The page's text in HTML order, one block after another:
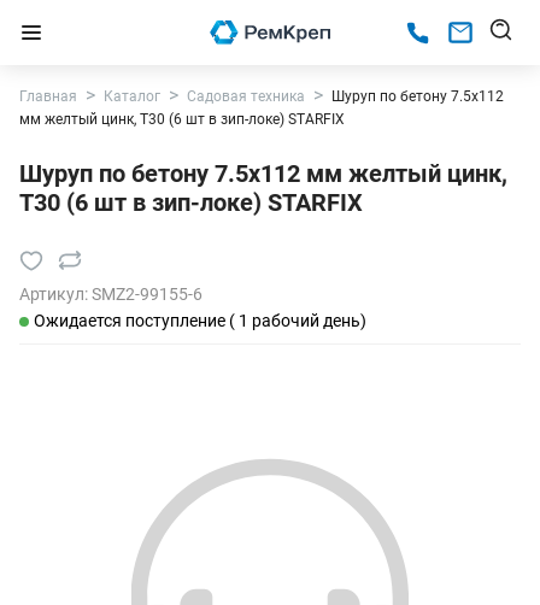
Главная Каталог Садовая техника
Шуруп по бетону 7.5х112
мм желтый цинк, T30 (6 шт в зип-локе) STARFIX
Шуруп по бетону 7.5х112 мм желтый цинк,
T30 (6 шт в зип-локе) STARFIX
Артикул:SMZ2-99155-6
Ожидается поступление ( 1 рабочий день)